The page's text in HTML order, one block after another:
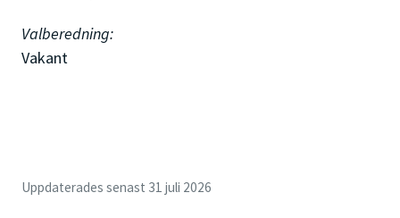
Valberedning:
Vakant
Uppdaterades senast 31 juli 2026